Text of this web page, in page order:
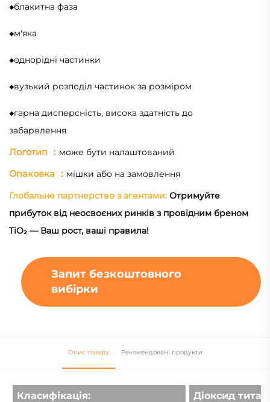
◆блакитна фаза
◆м'яка
◆однорідні частинки
◆вузький розподіл частинок за розміром
◆гарна дисперсність, висока здатність до
забарвлення
Логотип ： може бути налаштований
Опаковка
： мішки або на замовлення
Глобальне партнерство з агентами: Отримуйте
прибуток від неосвоєних ринків з провідним бреном
TiO₂ — Ваш рост, ваші правила!
Запит безкоштовного
вибірки
Опис товару Рекомендовані продукти
Класифікація: Діоксид